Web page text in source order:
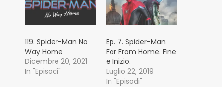
119. Spider-Man No
Way Home
Dicembre 20, 2021
In "Episodi"
Ep. 7. Spider-Man
Far From Home. Fine
e Inizio.
Luglio 22, 2019
In "Episodi"